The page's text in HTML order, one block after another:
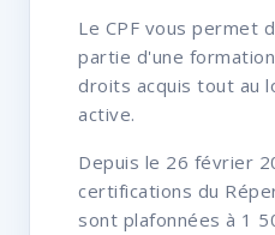
Le CPF vous permet
partie d'une
droits acquis tout au
active.
Depuis le 26 février
certifications du
sont plafonnées à 1